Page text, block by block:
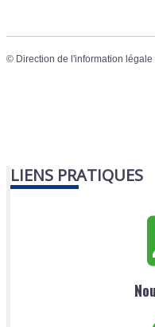
© Direction de l'information légale
LIENS PRATIQUES